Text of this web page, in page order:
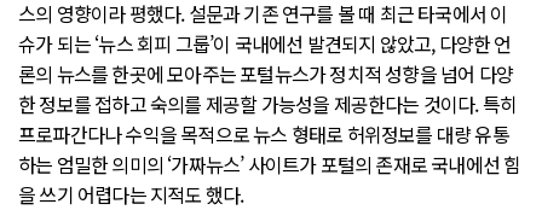
스의 영향이라 평했다. 설문과 기존 연구를 볼 때 최근 타국에서 이
슈가 되는 ‘뉴스 회피 그룹’이 국내에선 발견되지 않았고, 다양한 언
론의 뉴스를 한곳에 모아주는 포털뉴스가 정치적 성향을 넘어 다양
한 정보를 접하고 숙의를 제공할 가능성을 제공한다는 것이다. 특히
프로파간다나 수익을 목적으로 뉴스 형태로 허위정보를 대량 유통
하는 엄밀한 의미의 ‘가짜뉴스’ 사이트가 포털의 존재로 국내에선 힘
을 쓰기 어렵다는 지적도 했다.